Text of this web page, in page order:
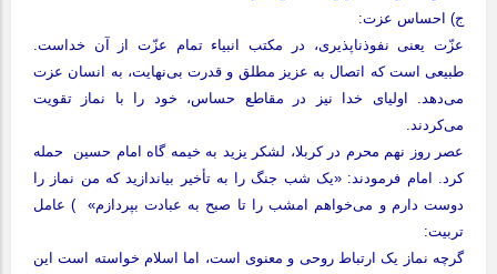
ج) احساس عزت:
عزّت یعنی نفوذناپذیری، در مکتب انبیاء تمام عزّت‌ از آن خداست.
طبیعی است که اتصال به عزیز مطلق و قدرت بی‌نهایت، به انسان عزت
می‌دهد. اولیای خدا نیز در مقاطع حساس، خود را با نماز تقویت
می‌کردند.
عصر روز نهم محرم در کربلا، لشکر یزید به خیمه گاه امام حسین حمله
کرد. امام فرمودند: «یک شب جنگ را به تأخیر بیاندازید که من نماز را
دوست دارم و می‌خواهم امشب را تا صبح به عبادت بپردازم» ) عامل
تربیت:
گرچه نماز یک ارتباط روحی و معنوی است، اما اسلام خواسته است این